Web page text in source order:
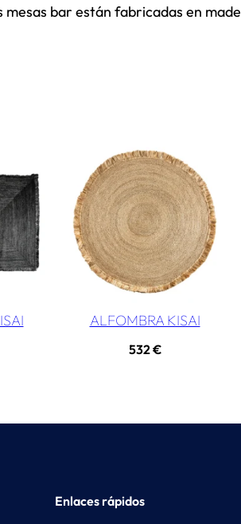
bar están fabricadas en
ALFOMBRA KISAI
532€
Enlaces rápidos